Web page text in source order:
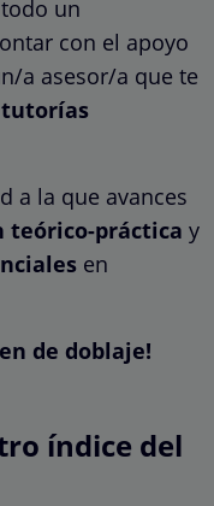
un
con el apoyo
a asesor/a que te
tutorías
a la que avances
teórico-práctica y
en
de doblaje!
índice del